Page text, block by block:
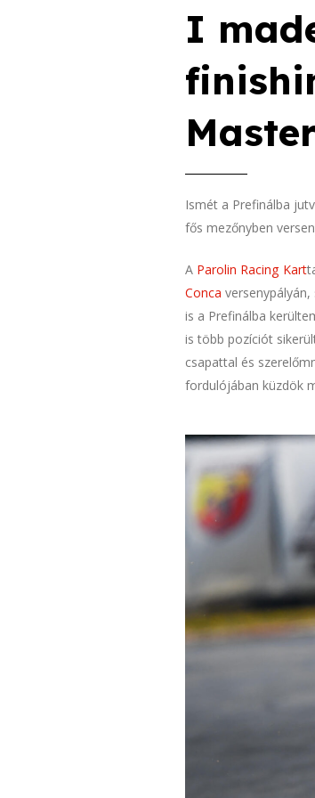
I
Ismét a Prefinálba
fős mezőnyben
A Parolin Racing Kart
Conca
is a Prefinálba
is több pozíciót
csapattal és
fordulójában küzdök